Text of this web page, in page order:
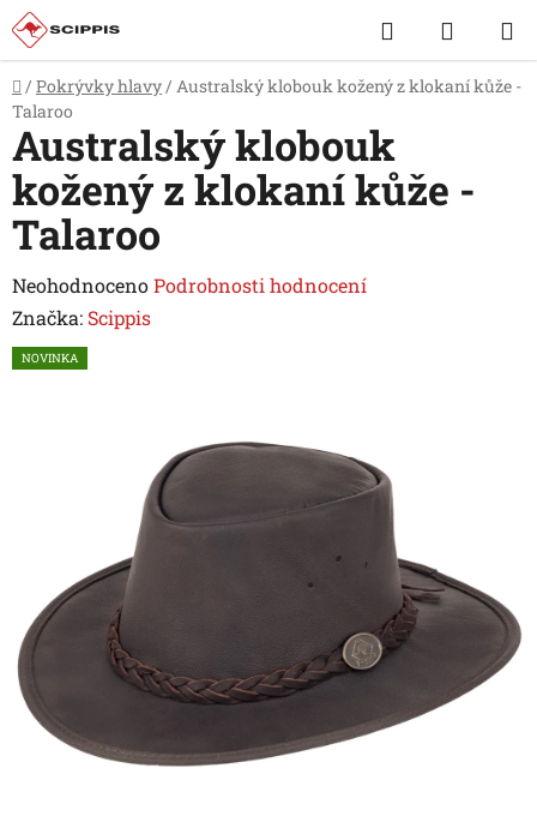
Přejít
na
obsah
Hledat
KOŠÍK
Domů
/ Pokrývky hlavy / Australský klobouk kožený z klokaní kůže -
Talaroo
Australský klobouk
kožený z klokaní kůže -
Talaroo
Průměrné
hodnocení
produktu
NeohodnocenoPodrobnosti hodnocení
Značka: Scippis
NOVINKA